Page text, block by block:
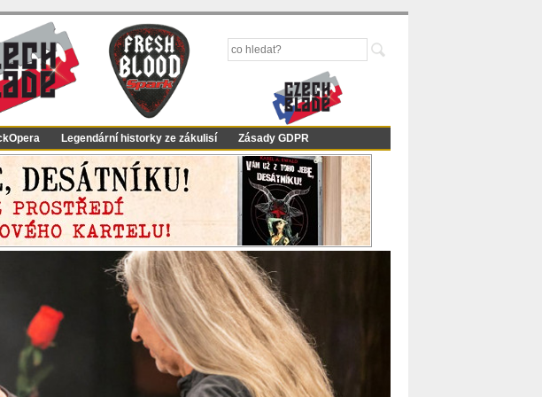
Legendární historky ze zákulisí Zásady GDPR